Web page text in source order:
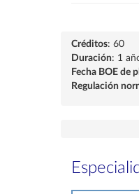
Créditos: 60
Duración: 1
Fecha BOE de
Regulación